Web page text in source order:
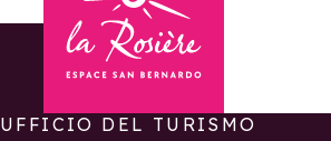
Torna alla home page
UFFICIO DEL TURISMO